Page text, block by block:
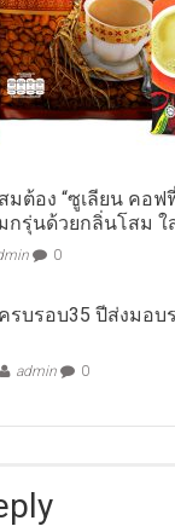
ต้อง “ซูเลียน คอ
รุ่นด้วยกลิ่นโสม ใ
0
บรอบ35 ปีส่งมอบ
admin 0